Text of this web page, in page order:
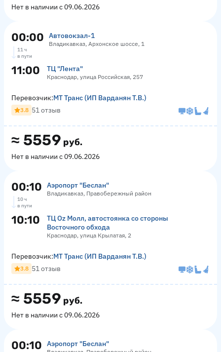
Нет в наличии с 09.06.2026
00:00 Автовокзал-1
Владикавказ, Архонское шоссе, 1
11 ч
в пути
11:00 ТЦ "Лента"
Краснодар, улица Российская, 257
≈ 5559 руб.
Нет в наличии с 09.06.2026
Перевозчик:МТ Транс (ИП Варданян Т.В.)
3.8 51 отзыв
00:10 Аэропорт "Беслан"
Владикавказ, Правобережный район
10 ч
в пути
10:10
ТЦ Оz Молл, автостоянка со стороны
Восточного обхода
Краснодар, улица Крылатая, 2
≈ 5559 руб.
Нет в наличии с 09.06.2026
Перевозчик:МТ Транс (ИП Варданян Т.В.)
3.8 51 отзыв
00:10 Аэропорт "Беслан"